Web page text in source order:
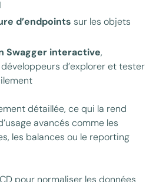
d’endpoints sur les objets
Swagger interactive,
d’explorer et tester
détaillée, ce qui la rend
avancés comme les
les balances ou le reporting
pour normaliser les données